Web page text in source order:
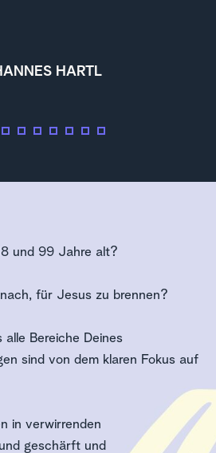
HARTL
und 99 Jahre alt?
für Jesus zu brennen?
alle Bereiche Deines
sind von dem klaren Fokus auf
in verwirrenden
geschärft und